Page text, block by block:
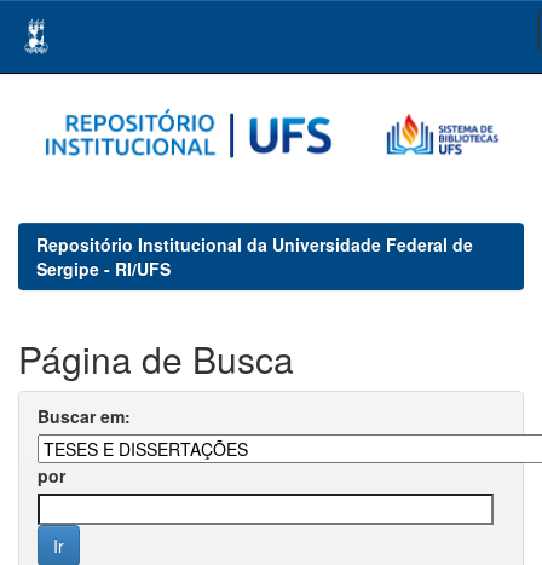
navigation
Repositório Institucional da Universidade Federal de
Sergipe - RI/UFS
Página de Busca
Buscar em:
por